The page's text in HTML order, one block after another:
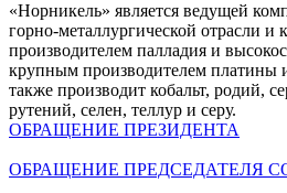
«Норникель» является ведущей
горно-металлургической отрасли
производителем палладия и
крупным производителем платины
также производит кобальт, родий,
рутений, селен, теллур и серу.
ОБРАЩЕНИЕ ПРЕЗИДЕНТА
ОБРАЩЕНИЕ ПРЕДСЕДАТЕЛЯ